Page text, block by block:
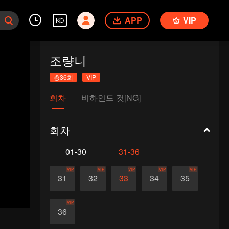
KO APP VIP
조량니
총36회 VIP
회차 비하인드 컷[NG]
회차
01-30 31-36
31
VIP
32
VIP
33
VIP
34
VIP
35
VIP
36
VIP